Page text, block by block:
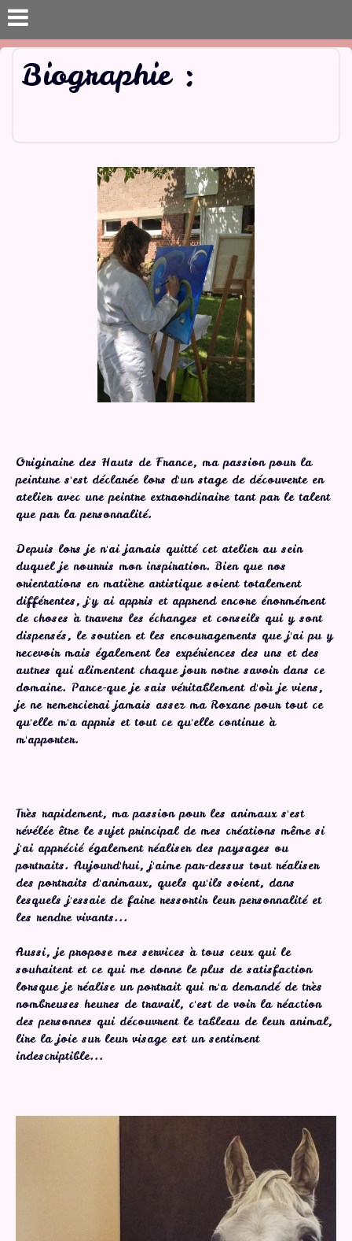
Biographie :
Originaire des Hauts de France, ma passion pour la
peinture s'est déclarée lors d'un stage de découverte en
atelier avec une peintre extraordinaire tant par le talent
que par la personnalité.
Depuis lors je n'ai jamais quitté cet atelier au sein
duquel je nourris mon inspiration. Bien que nos
orientations en matière artistique soient totalement
différentes, j'y ai appris et apprend encore énormément
de choses à travers les échanges et conseils qui y sont
dispensés, le soutien et les encouragements que j'ai pu y
recevoir mais également les expériences des uns et des
autres qui alimentent chaque jour notre savoir dans ce
domaine. Parce-que je sais véritablement d'où je viens,
je ne remercierai jamais assez ma Roxane pour tout ce
qu'elle m'a appris et tout ce qu'elle continue à
m'apporter.
Très rapidement, ma passion pour les animaux s'est
révélée être le sujet principal de mes créations même si
j'ai apprécié également réaliser des paysages ou
portraits. Aujourd'hui, j'aime par-dessus tout réaliser
des portraits d'animaux, quels qu'ils soient, dans
lesquels j'essaie de faire ressortir leur personnalité et
les rendre vivants...
Aussi, je propose mes services à tous ceux qui le
souhaitent et ce qui me donne le plus de satisfaction
lorsque je réalise un portrait qui m'a demandé de très
nombreuses heures de travail, c'est de voir la réaction
des personnes qui découvrent le tableau de leur animal,
lire la joie sur leur visage est un sentiment
indescriptible...